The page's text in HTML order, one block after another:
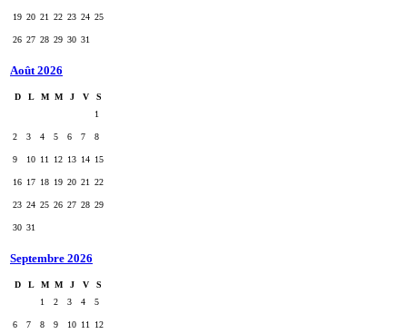
19 20 21 22 23 24 25
26 27 28 29 30 31
Août 2026
D L M M J V
S
1
2 3 4 5 6 7 8
9 10 11 12 13 14 15
16 17 18 19 20 21 22
23 24 25 26 27 28 29
30 31
Septembre 2026
D L M M J V
S
1
2 3 4 5
6 7 8 9 10 11 12